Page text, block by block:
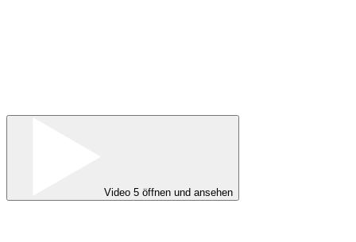
Video 5 öffnen und ansehen